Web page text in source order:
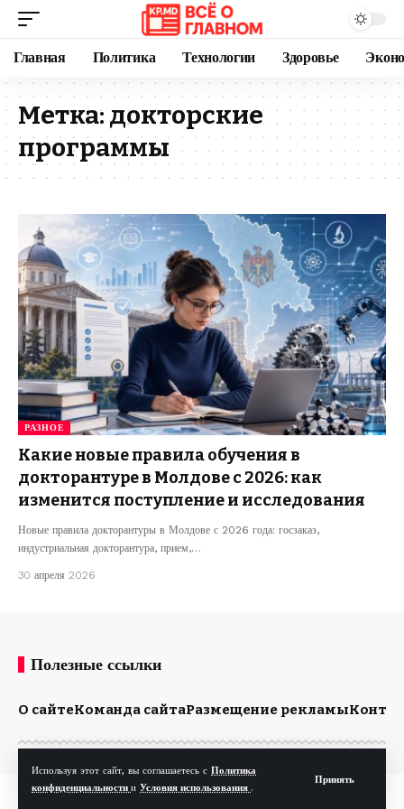
Используя этот сайт, вы соглашаетесь с Политика
конфиденциальности и Условия использования .
Принять
Главная Политика Технологии Здоровье
Метка: докторские
программы
РАЗНОЕ
Какие новые правила обучения в
докторантуре в Молдове с 2026: как
изменится поступление и исследования
Новые правила докторантуры в Молдове с 2026 года: госзаказ,
индустриальная докторантура, прием,…
30 апреля 2026
Полезные ссылки
О сайтеКоманда сайтаРазмещение рекламы
© Kp.md. Все права защищены.